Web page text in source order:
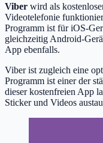
Viber wird als
Videotelefonie
Programm ist für iOS-
gleichzeitig Android-
App ebenfalls.
Viber ist zugleich eine
Programm ist einer der
dieser kostenfreien App
Sticker und Videos